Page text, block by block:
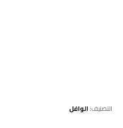
التصنيف: الوافل